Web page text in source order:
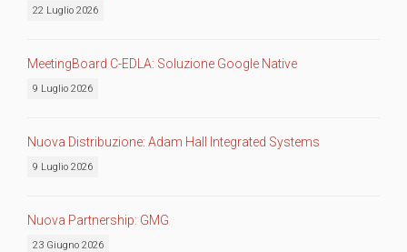
22 Luglio 2026
MeetingBoard C-EDLA: Soluzione Google Native
9 Luglio 2026
Nuova Distribuzione: Adam Hall Integrated Systems
9 Luglio 2026
Nuova Partnership: GMG
23 Giugno 2026